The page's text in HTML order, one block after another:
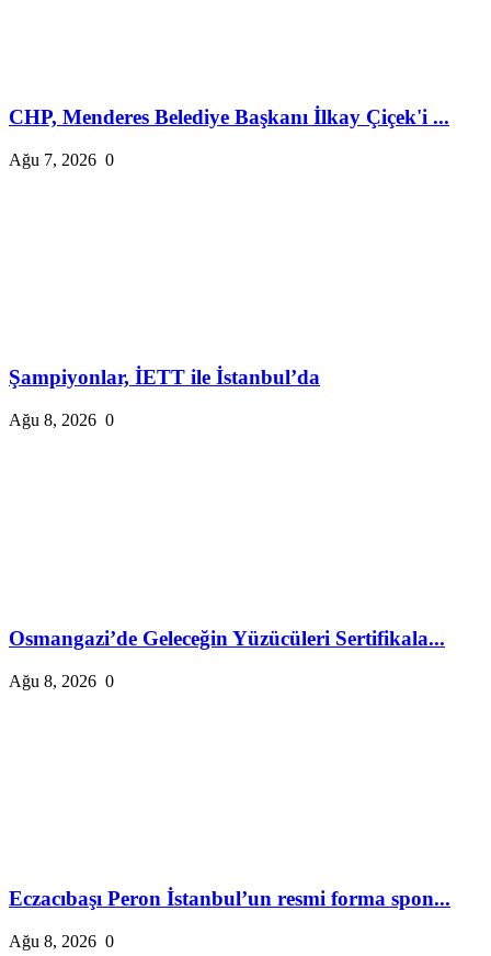
CHP, Menderes Belediye Başkanı İlkay Çiçek'i ...
Ağu 7, 2026 0
Şampiyonlar, İETT ile İstanbul’da
Ağu 8, 2026 0
Osmangazi’de Geleceğin Yüzücüleri Sertifikala...
Ağu 8, 2026 0
Eczacıbaşı Peron İstanbul’un resmi forma spon...
Ağu 8, 2026 0